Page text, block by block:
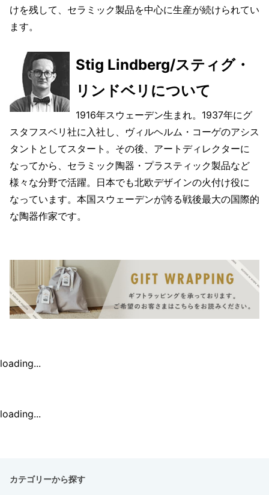
けを残して、セラミック製品を中心に生産が続けられてい
ます。
Stig Lindberg/スティグ・
リンドベリについて
1916年スウェーデン生まれ。1937年にグ
スタフスベリ社に入社し、ヴィルヘルム・コーゲのアシス
タントとしてスタート。その後、アートディレクターに
なってから、セラミック陶器・プラスティック製品など
様々な分野で活躍。日本でも北欧デザインの火付け役に
なっています。本国スウェーデンが誇る戦後最大の国際的
な陶器作家です。
loading...
loading...
カテゴリーから探す